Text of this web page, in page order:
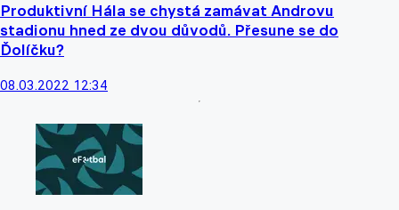
Produktivní Hála se chystá zamávat Androvu
stadionu hned ze dvou důvodů. Přesune se do
Ďolíčku?
08.03.2022 12:34